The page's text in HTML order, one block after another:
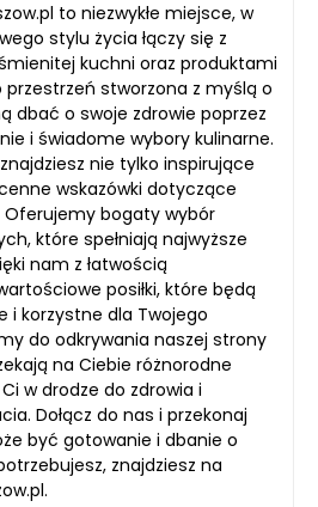
to niezwykłe miejsce, w
stylu życia łączy się z
kuchni oraz produktami
przestrzeń stworzona z myślą o
dbać o swoje zdrowie poprzez
i świadome wybory kulinarne.
nie tylko inspirujące
wskazówki dotyczące
Oferujemy bogaty wybór
które spełniają najwyższe
nam z łatwością
posiłki, które będą
i korzystne dla Twojego
do odkrywania naszej strony
na Ciebie różnorodne
w drodze do zdrowia i
Dołącz do nas i przekonaj
być gotowanie i dbanie o
znajdziesz na